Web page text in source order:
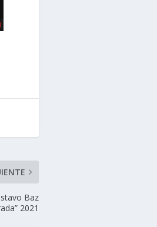
Baz
2021